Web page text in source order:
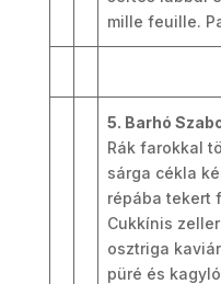
mille feuille.
5. Barhó
Rák farokkal
sárga cékla
répába tekert
Cukkínis
osztriga
püré és